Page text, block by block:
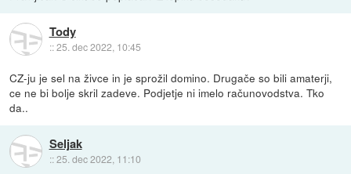
Tody
::25. dec 2022, 10:45
CZ-ju je sel na živce in je sprožil domino. Drugače so bili amaterji,
ce ne bi bolje skril zadeve. Podjetje ni imelo računovodstva. Tko
da..
Seljak
::25. dec 2022, 11:10